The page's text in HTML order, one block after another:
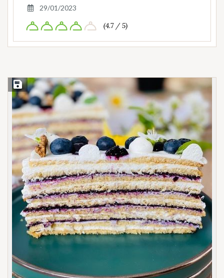
29/01/2023
(4.7 / 5)
Save Recipe